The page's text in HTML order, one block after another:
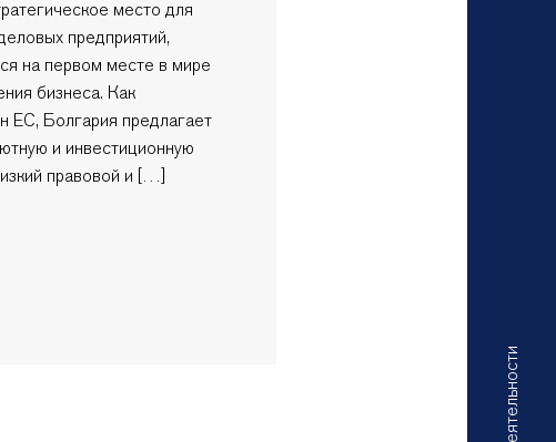
место для
предприятий,
на первом месте в мире
бизнеса. Как
ЕС, Болгария предлагает
и инвестиционную
правовой и […]